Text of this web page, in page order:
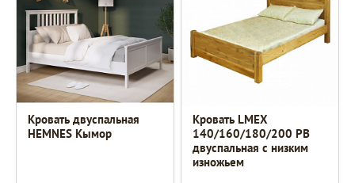
Кровать двуспальная
HEMNES Кымор
Кровать LMEX
140/160/180/200 PB
двуспальная с низким
изножьем